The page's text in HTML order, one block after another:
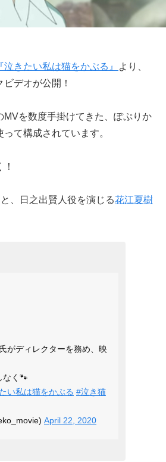
『泣きたい私は猫をかぶる』
より、
デオが公開！
を数度手掛けてきた、ぽぷりか
て構成されています。
、日之出賢人役を演じる花江夏樹
がディレクターを務め、映
なく🐾
い私は猫をかぶる #泣き猫
April 22, 2020